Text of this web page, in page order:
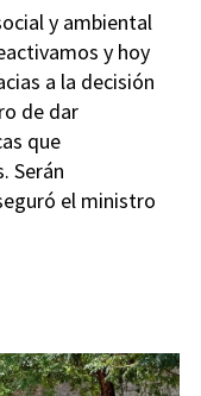
y ambiental
y hoy
a la decisión
de dar
que
Serán
el ministro